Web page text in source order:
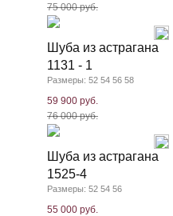
75 000 руб.
Шуба из астрагана
1131 - 1
Размеры: 52 54 56 58
59 900 руб.
76 000 руб.
Шуба из астрагана
1525-4
Размеры: 52 54 56
55 000 руб.